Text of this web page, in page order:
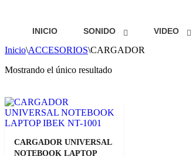
INICIO SONIDO VIDEO
Inicio\ACCESORIOS\CARGADOR
Mostrando el único resultado
CARGADOR UNIVERSAL
NOTEBOOK LAPTOP